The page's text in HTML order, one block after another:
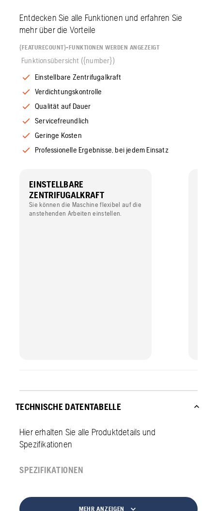
Entdecken Sie alle Funktionen und erfahren Sie
mehr über die Vorteile
{FEATURECOUNT}-FUNKTIONEN WERDEN ANGEZEIGT
Funktionsübersicht ({number})
Einstellbare Zentrifugalkraft
Verdichtungskontrolle
Qualität auf Dauer
Servicefreundlich
Geringe Kosten
Professionelle Ergebnisse, bei jedem Einsatz
EINSTELLBARE
ZENTRIFUGALKRAFT
Sie können die Maschine flexibel auf die
anstehenden Arbeiten einstellen.
TECHNISCHE DATENTABELLE
Hier erhalten Sie alle Produktdetails und
Spezifikationen
SPEZIFIKATIONEN
MEHR ANZEIGEN